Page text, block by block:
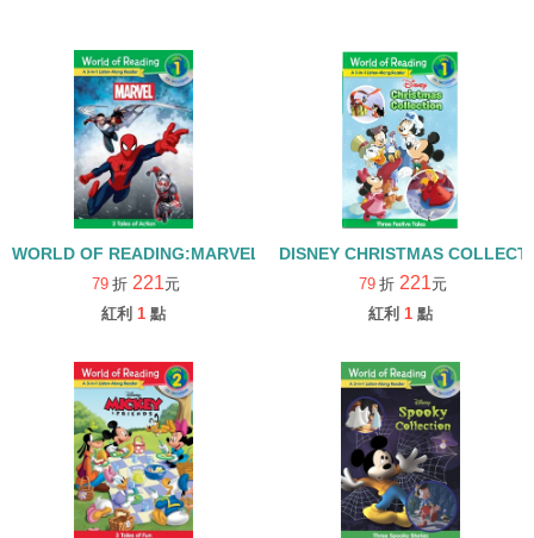
WORLD OF READING:MARVEL LISTEN ALONG L1/書+CD
79 折 221元
紅利 1 點
DISNEY CHRISTMAS
79 折 221元
紅利 1 點